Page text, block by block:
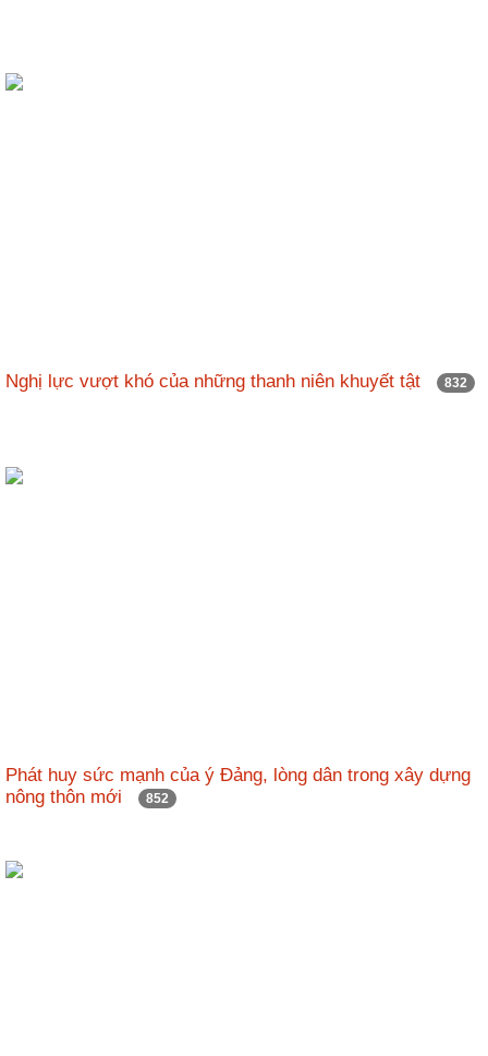
Nghị lực vượt khó của những thanh niên khuyết tật 832
Phát huy sức mạnh của ý Đảng, lòng dân trong xây dựng
nông thôn mới
852